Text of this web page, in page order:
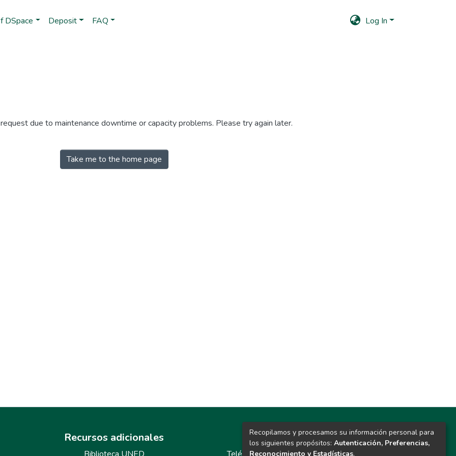
DSpace Deposit FAQ Log In
due to maintenance downtime or capacity problems. Please try again later.
Take me to the home page
Recursos adicionales Contacto
Recopilamos y procesamos su información personal para
los siguientes propósitos: Autenticación, Preferencias,
Reconocimiento y Estadísticas.